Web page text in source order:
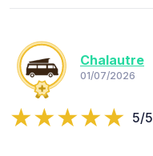
Chalautre
01/07/2026
5/5